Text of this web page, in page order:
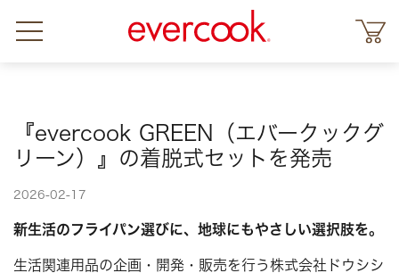
『evercook GREEN（エバークックグ
リーン）』の着脱式セットを発売
2026-02-17
新生活のフライパン選びに、地球にもやさしい選択肢を。
生活関連用品の企画・開発・販売を行う株式会社ドウシシ